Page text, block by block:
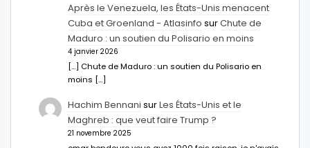
Après le Venezuela, les États-Unis menacent
Cuba et Groenland - Atlasinfo surChute de
Maduro : un soutien du Polisario en moins
4 janvier 2026
[…] Chute de Maduro : un soutien du Polisario en
moins […]
Hachim Bennani surLes États-Unis et le
Maghreb : que veut faire Trump ?
21 novembre 2025